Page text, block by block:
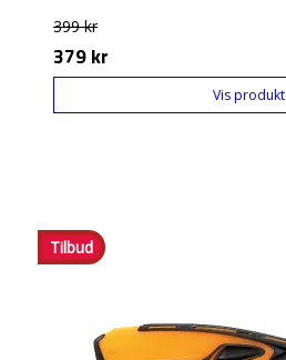
399 kr
379 kr
Vis produkt
Tilbud